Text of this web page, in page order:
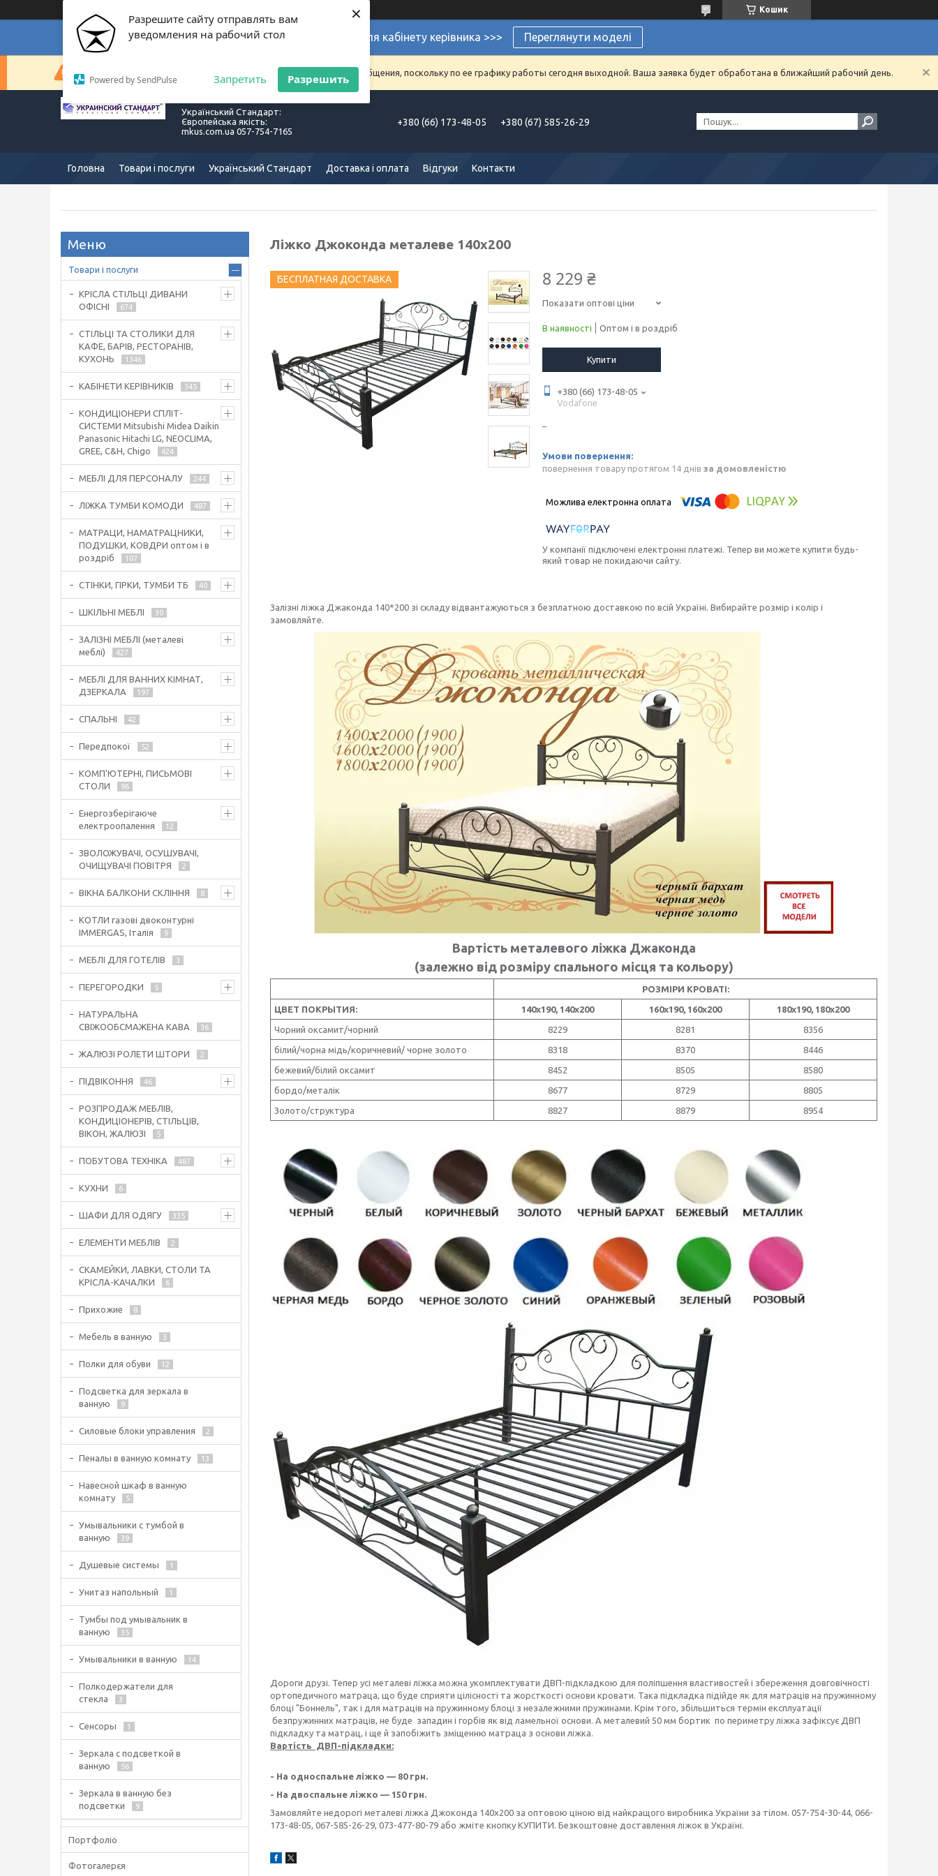
Разрешите сайту отправлять вам
уведомления на рабочий стол
Powered by SendPulse Запретить Разрешить
× Кошик
Супермеблі для кабінету керівника >>> Переглянути моделі
Сейчас компания не может быстро обрабатывать заказы и сообщения, поскольку по ее графику работы сегодня выходной. Ваша заявка будет обработана в ближайший рабочий день.
Український Стандарт:
Європейська якість:
mkus.com.ua 057-754-7165
+380 (66) 173-48-05 +380 (67) 585-26-29
Головна Товари і послуги Український Стандарт Доставка і оплата Відгуки Контакти
Ліжко Джоконда металеве 140х200
БЕСПЛАТНАЯ ДОСТАВКА 8 229 ₴
Показати оптові ціни
В наявності Оптом і в роздріб
Купити
+380 (66) 173-48-05
Vodafone
повернення товару протягом 14 днів за домовленістю
У компанії підключені електронні платежі. Тепер ви можете купити будь-
який товар не покидаючи сайту.
Залізні ліжка Джаконда 140*200 зі складу відвантажуються з безплатною доставкою по всій Україні. Вибирайте розмір і колір і
замовляйте.
Вартість металевого ліжка Джаконда
(залежно від розміру спального місця та кольору)
РОЗМІРИ КРОВАТІ:
ЦВЕТ ПОКРЫТИЯ: 140х190, 140х200 160х190, 160х200 180х190, 180х200
Чорний оксамит/чорний 8229 8281 8356
білий/чорна мідь/коричневий/ чорне золото 8318 8370 8446
бежевий/білий оксамит 8452 8505 8580
бордо/металік 8677 8729 8805
Золото/структура 8827 8879 8954
Дороги друзі. Тепер усі металеві ліжка можна укомплектувати ДВП-підкладкою для поліпшення властивостей і збереження довговічності
ортопедичного матраца, що буде сприяти цілісності та жорсткості основи кровати. Така підкладка підійде як для матраців на пружинному
блоці "Боннель", так і для матраців на пружинному блоці з незалежними пружинами. Крім того, збільшиться термін експлуатації
безпружинних матраців, не буде западин і горбів як від ламельної основи. А металевий 50 мм бортик по периметру ліжка зафіксує ДВП
підкладку та матрац, і ще й запобіжить зміщенню матраца з основи ліжка.
Вартість ДВП-підкладки:
- На односпальне ліжко — 80 грн.
- На двоспальне ліжко — 150 грн.
Замовляйте недорогі металеві ліжка Джоконда 140х200 за оптовою ціною від найкращого виробника України за тілом. 057-754-30-44, 066-
173-48-05, 067-585-26-29, 073-477-80-79 або жміте кнопку КУПИТИ. Безкоштовне доставлення ліжок в Україні.
Товари і послуги
КРІСЛА СТІЛЬЦІ ДИВАНИ
ОФІСНІ
674
СТІЛЬЦІ ТА СТОЛИКИ ДЛЯ
КАФЕ, БАРІВ, РЕСТОРАНІВ,
КУХОНЬ
1346
КАБІНЕТИ КЕРІВНИКІВ 345
КОНДИЦІОНЕРИ СПЛІТ-
СИСТЕМИ Mitsubishi Midea Daikin
Panasonic Hitachi LG, NEOCLIMA,
GREE, C&H, Chigo
424
МЕБЛІ ДЛЯ ПЕРСОНАЛУ 244
ЛІЖКА ТУМБИ КОМОДИ 487
МАТРАЦИ, НАМАТРАЦНИКИ,
ПОДУШКИ, КОВДРИ оптом і в
роздріб
107
СТІНКИ, ГІРКИ, ТУМБИ ТБ 40
ШКІЛЬНІ МЕБЛІ 30
ЗАЛІЗНІ МЕБЛІ (металеві
меблі)
427
МЕБЛІ ДЛЯ ВАННИХ КІМНАТ,
ДЗЕРКАЛА
197
СПАЛЬНІ 42
Передпокої 52
КОМП'ЮТЕРНІ, ПИСЬМОВІ
СТОЛИ
96
Енергозберігаюче
електроопалення
12
ЗВОЛОЖУВАЧІ, ОСУШУВАЧІ,
ОЧИЩУВАЧІ ПОВІТРЯ
2
ВІКНА БАЛКОНИ СКЛІННЯ 8
КОТЛИ газові двоконтурні
IMMERGAS, Італія
9
МЕБЛІ ДЛЯ ГОТЕЛІВ 3
ПЕРЕГОРОДКИ 5
НАТУРАЛЬНА
СВІЖООБСМАЖЕНА КАВА
36
ЖАЛЮЗІ РОЛЕТИ ШТОРИ 2
ПІДВІКОННЯ 46
РОЗПРОДАЖ МЕБЛІВ,
КОНДИЦІОНЕРІВ, СТІЛЬЦІВ,
ВІКОН, ЖАЛЮЗІ
5
ПОБУТОВА ТЕХНІКА 487
КУХНИ 6
ШАФИ ДЛЯ ОДЯГУ 335
ЕЛЕМЕНТИ МЕБЛІВ 2
СКАМЕЙКИ, ЛАВКИ, СТОЛИ ТА
КРІСЛА-КАЧАЛКИ
6
Прихожие 8
Мебель в ванную 3
Полки для обуви 12
Подсветка для зеркала в
ванную
9
Силовые блоки управления 2
Пеналы в ванную комнату 13
Навесной шкаф в ванную
комнату
5
Умывальники с тумбой в
ванную
39
Душевые системы 1
Унитаз напольный 1
Тумбы под умывальник в
ванную
35
Умывальники в ванную 14
Полкодержатели для
стекла
3
Сенсоры 1
Зеркала с подсветкой в
ванную
56
Зеркала в ванную без
подсветки
9
Портфоліо
Фотогалерєя